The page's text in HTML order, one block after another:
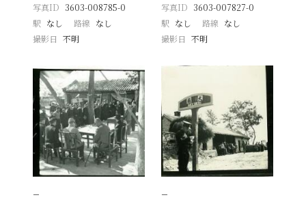
写真ID 3603-008785-0
駅 なし 路線 なし
撮影日
不明
写真ID 3603-007827-0
駅 なし 路線 なし
撮影日 不明
− −